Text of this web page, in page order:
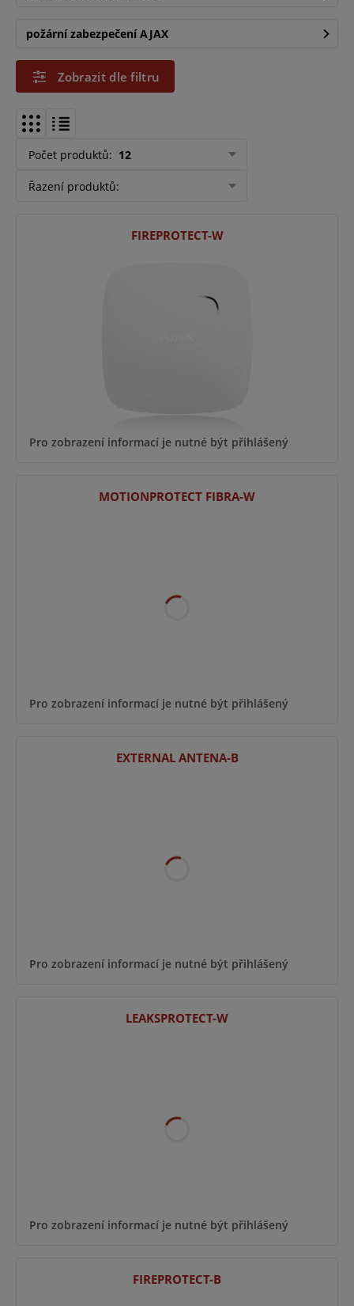
požární zabezpečení AJAX
Zobrazit dle filtru
Počet produktů: 12
Řazení produktů:
FIREPROTECT-W
Pro zobrazení informací je nutné být přihlášený
MOTIONPROTECT FIBRA-W
Pro zobrazení informací je nutné být přihlášený
EXTERNAL ANTENA-B
Pro zobrazení informací je nutné být přihlášený
LEAKSPROTECT-W
Pro zobrazení informací je nutné být přihlášený
FIREPROTECT-B